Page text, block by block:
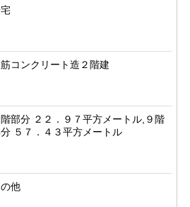
コンクリート造２階建
階部分 ２２．９７平方メートル,９階
５７．４３平方メートル
他